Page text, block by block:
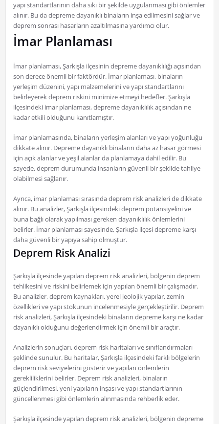
yapı standartlarının daha sıkı bir şekilde uygulanması gibi önlemler
alınır. Bu da depreme dayanıklı binaların inşa edilmesini sağlar ve
deprem sonrası hasarların azaltılmasına yardımcı olur.
İmar Planlaması
İmar planlaması, Şarkışla ilçesinin depreme dayanıklılığı açısından
son derece önemli bir faktördür. İmar planlaması, binaların
yerleşim düzenini, yapı malzemelerini ve yapı standartlarını
belirleyerek deprem riskini minimize etmeyi hedefler. Şarkışla
ilçesindeki imar planlaması, depreme dayanıklılık açısından ne
kadar etkili olduğunu kanıtlamıştır.
İmar planlamasında, binaların yerleşim alanları ve yapı yoğunluğu
dikkate alınır. Depreme dayanıklı binaların daha az hasar görmesi
için açık alanlar ve yeşil alanlar da planlamaya dahil edilir. Bu
sayede, deprem durumunda insanların güvenli bir şekilde tahliye
olabilmesi sağlanır.
Ayrıca, imar planlaması sırasında deprem risk analizleri de dikkate
alınır. Bu analizler, Şarkışla ilçesindeki deprem potansiyelini ve
buna bağlı olarak yapılması gereken dayanıklılık önlemlerini
belirler. İmar planlaması sayesinde, Şarkışla ilçesi depreme karşı
daha güvenli bir yapıya sahip olmuştur.
Deprem Risk Analizi
Şarkışla ilçesinde yapılan deprem risk analizleri, bölgenin deprem
tehlikesini ve riskini belirlemek için yapılan önemli bir çalışmadır.
Bu analizler, deprem kaynakları, yerel jeolojik yapılar, zemin
özellikleri ve yapı stokunun incelenmesiyle gerçekleştirilir. Deprem
risk analizleri, Şarkışla ilçesindeki binaların depreme karşı ne kadar
dayanıklı olduğunu değerlendirmek için önemli bir araçtır.
Analizlerin sonuçları, deprem risk haritaları ve sınıflandırmaları
şeklinde sunulur. Bu haritalar, Şarkışla ilçesindeki farklı bölgelerin
deprem risk seviyelerini gösterir ve yapılan önlemlerin
gerekliliklerini belirler. Deprem risk analizleri, binaların
güçlendirilmesi, yeni yapıların inşası ve yapı standartlarının
güncellenmesi gibi önlemlerin alınmasında rehberlik eder.
Şarkışla ilçesinde yapılan deprem risk analizleri, bölgenin depreme